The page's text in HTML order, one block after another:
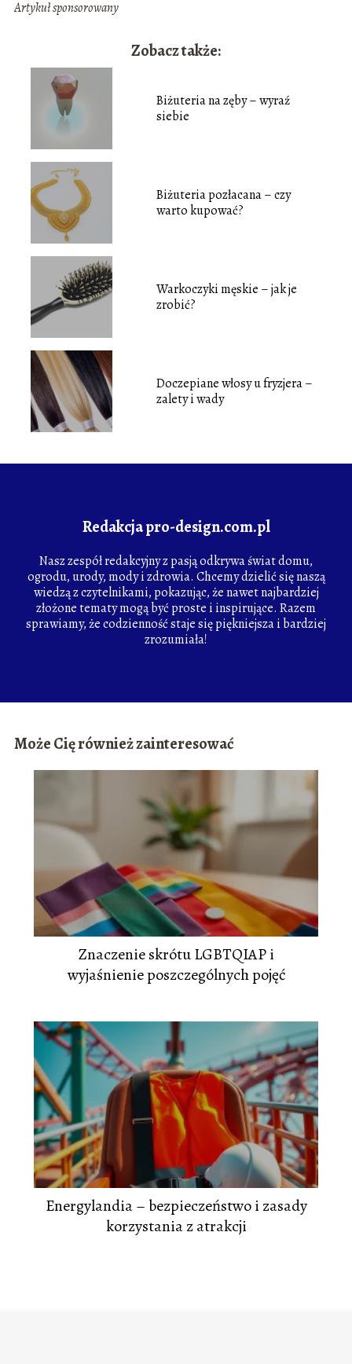
Artykuł sponsorowany
Zobacz także:
Biżuteria na zęby – wyraź
siebie
Biżuteria pozłacana – czy
warto kupować?
Warkoczyki męskie – jak je
zrobić?
Doczepiane włosy u fryzjera –
zalety i wady
Redakcja pro-design.com.pl
Nasz zespół redakcyjny z pasją odkrywa świat domu,
ogrodu, urody, mody i zdrowia. Chcemy dzielić się naszą
wiedzą z czytelnikami, pokazując, że nawet najbardziej
złożone tematy mogą być proste i inspirujące. Razem
sprawiamy, że codzienność staje się piękniejsza i bardziej
zrozumiała!
Może Cię również zainteresować
Znaczenie skrótu LGBTQIAP i
wyjaśnienie poszczególnych pojęć
Energylandia – bezpieczeństwo i zasady
korzystania z atrakcji